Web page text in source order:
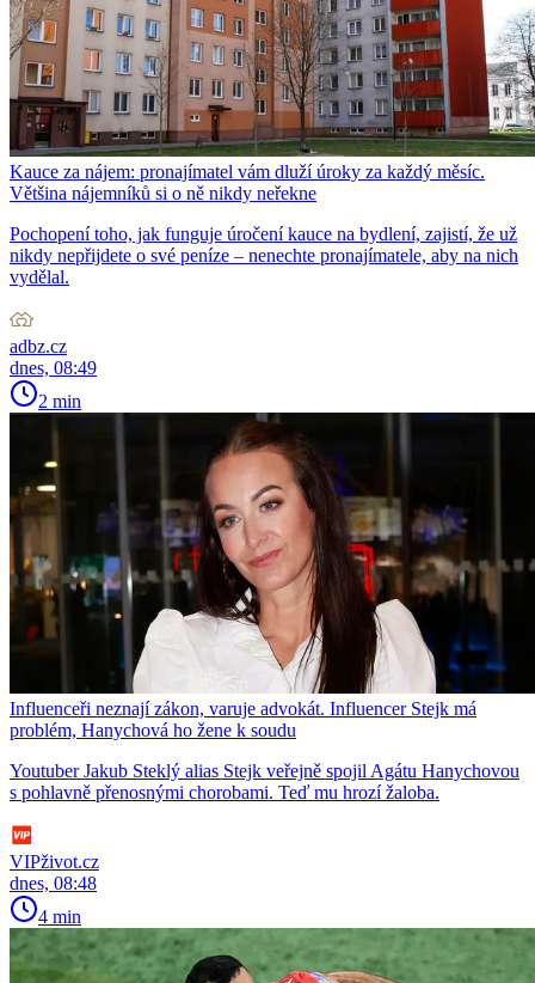
Kauce za nájem: pronajímatel vám dluží úroky za každý měsíc.
Většina nájemníků si o ně nikdy neřekne
Pochopení toho, jak funguje úročení kauce na bydlení, zajistí, že už
nikdy nepřijdete o své peníze – nenechte pronajímatele, aby na nich
vydělal.
adbz.cz
dnes, 08:49
2 min
Influenceři neznají zákon, varuje advokát. Influencer Stejk má
problém, Hanychová ho žene k soudu
Youtuber Jakub Steklý alias Stejk veřejně spojil Agátu Hanychovou
s pohlavně přenosnými chorobami. Teď mu hrozí žaloba.
VIPživot.cz
dnes, 08:48
4 min